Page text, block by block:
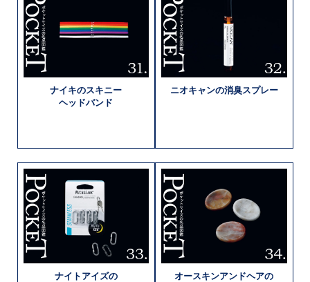
ナイキのスキニー
ヘッドバンド
ニオキャンの消臭スプレー
ナイトアイズの
オースキンアンドヘアの